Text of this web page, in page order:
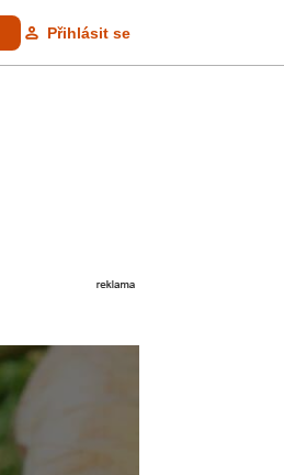
Přihlásit se